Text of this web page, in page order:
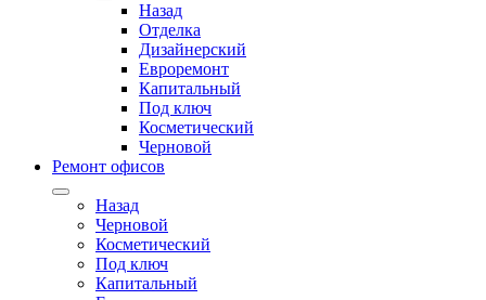
Назад
Отделка
Дизайнерский
Евроремонт
Капитальный
Под ключ
Косметический
Черновой
Ремонт офисов
Назад
Черновой
Косметический
Под ключ
Капитальный